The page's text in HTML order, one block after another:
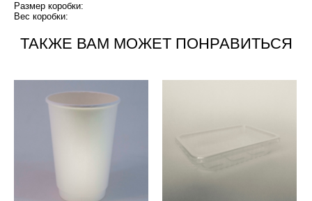
Размер коробки:
Вес коробки:
ТАКЖЕ ВАМ МОЖЕТ ПОНРАВИТЬСЯ